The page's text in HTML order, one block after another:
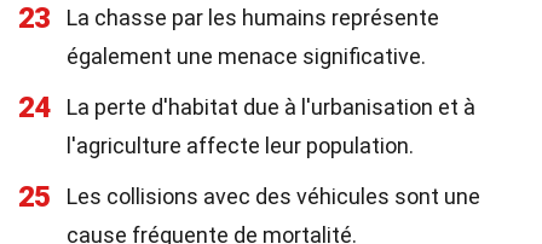
23
La chasse par les humains représente
également une menace significative.
24
La perte d'habitat due à l'urbanisation et à
l'agriculture affecte leur population.
25
Les collisions avec des véhicules sont une
cause fréquente de mortalité.